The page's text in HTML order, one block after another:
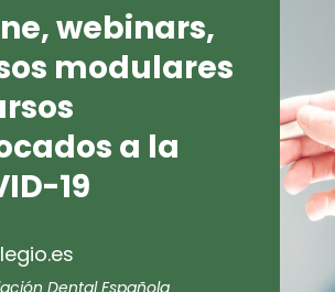
webinars,
modulares
a la
19
Dental Española